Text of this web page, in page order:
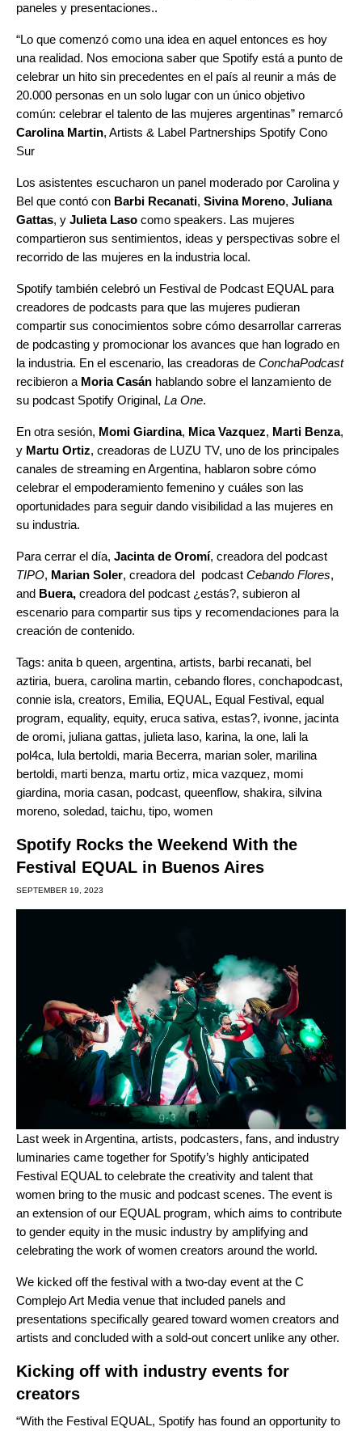
paneles y presentaciones..
“Lo que comenzó como una idea en aquel entonces es hoy
una realidad. Nos emociona saber que Spotify está a punto de
celebrar un hito sin precedentes en el país al reunir a más de
20.000 personas en un solo lugar con un único objetivo
común: celebrar el talento de las mujeres argentinas” remarcó
Carolina Martin, Artists & Label Partnerships Spotify Cono
Sur
Los asistentes escucharon un panel moderado por Carolina y
Bel que contó con Barbi Recanati, Sivina Moreno, Juliana
Gattas, y Julieta Laso como speakers. Las mujeres
compartieron sus sentimientos, ideas y perspectivas sobre el
recorrido de las mujeres en la industria local.
Spotify también celebró un Festival de Podcast EQUAL para
creadores de podcasts para que las mujeres pudieran
compartir sus conocimientos sobre cómo desarrollar carreras
de podcasting y promocionar los avances que han logrado en
la industria. En el escenario, las creadoras de ConchaPodcast
recibieron a Moria Casán hablando sobre el lanzamiento de
su podcast Spotify Original, La One.
En otra sesión, Momi Giardina, Mica Vazquez, Marti Benza,
y Martu Ortiz, creadoras de LUZU TV, uno de los principales
canales de streaming en Argentina, hablaron sobre cómo
celebrar el empoderamiento femenino y cuáles son las
oportunidades para seguir dando visibilidad a las mujeres en
su industria.
Para cerrar el día, Jacinta de Oromí, creadora del podcast
TIPO, Marian Soler, creadora del podcast Cebando Flores,
and Buera, creadora del podcast ¿estás?, subieron al
escenario para compartir sus tips y recomendaciones para la
creación de contenido.
Tags: anita b queen, argentina, artists, barbi recanati, bel
aztiria, buera, carolina martin, cebando flores, conchapodcast,
connie isla, creators, Emilia, EQUAL, Equal Festival, equal
program, equality, equity, eruca sativa, estas?, ivonne, jacinta
de oromi, juliana gattas, julieta laso, karina, la one, lali la
pol4ca, lula bertoldi, maria Becerra, marian soler, marilina
bertoldi, marti benza, martu ortiz, mica vazquez, momi
giardina, moria casan, podcast, queenflow, shakira, silvina
moreno, soledad, taichu, tipo, women
Spotify Rocks the Weekend With the
Festival EQUAL in Buenos Aires
SEPTEMBER 19, 2023
Last week in Argentina, artists, podcasters, fans, and industry
luminaries came together for Spotify’s highly anticipated
Festival EQUALto celebrate the creativity and talent that
women bring to the music and podcast scenes. The event is
an extension of our EQUAL program, which aims to contribute
to gender equity in the music industry by amplifying and
celebrating the work of women creators around the world.
We kicked off the festival with a two-day event at the C
Complejo Art Media venue that included panels and
presentations specifically geared toward women creators and
artists and concluded with a sold-out concert unlike any other.
Kicking off with industry events for
creators
“With the Festival EQUAL, Spotify has found an opportunity to